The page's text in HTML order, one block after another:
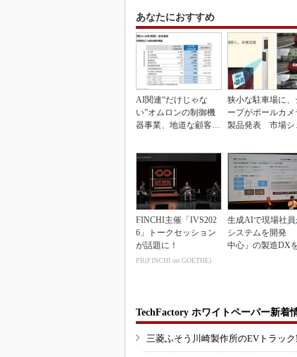
あなたにおすすめ
AI関連“だけじゃな
い”オムロンの制御機
器事業、地道な顧客基
狭小な駐車場に、
ープがポールカメ
製品発表 市場シ
FINCHI主催「IVS202
6」トークセッション
が話題に！
PR(FINCHI on GOETHE)
生成AIで現場社員
システムを開発
中心」の製造DX
TechFactory ホワイトペーパー新着
三菱ふそう川崎製作所のEVトラッ